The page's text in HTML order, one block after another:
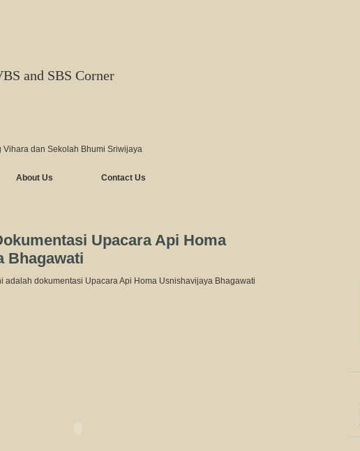
and SBS Corner
Vihara dan Sekolah Bhumi Sriwijaya
About Us Contact Us
Upacara Api Homa
Bhagawati
adalah dokumentasi Upacara Api Homa Usnishavijaya Bhagawati